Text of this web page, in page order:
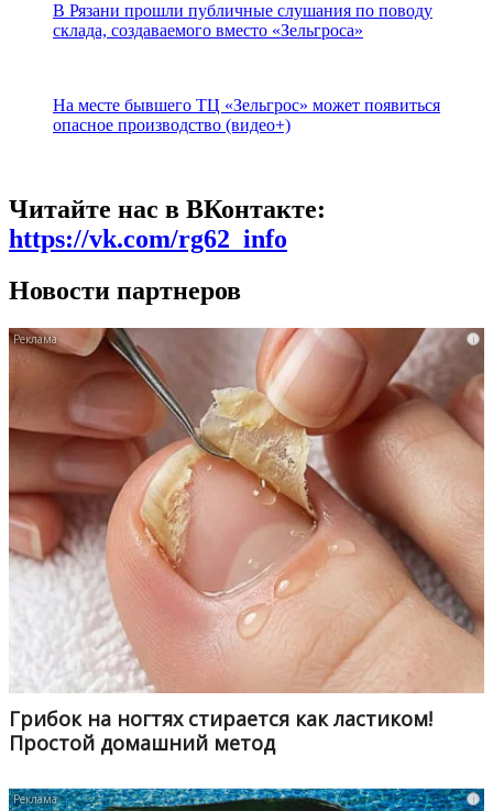
В Рязани прошли публичные слушания по поводу
склада, создаваемого вместо «Зельгроса»
На месте бывшего ТЦ «Зельгрос» может появиться
опасное производство (видео+)
Читайте нас в ВКонтакте:
https://vk.com/rg62_info
Новости партнеров
i
Грибок на ногтях стирается как ластиком!
Простой домашний метод
i